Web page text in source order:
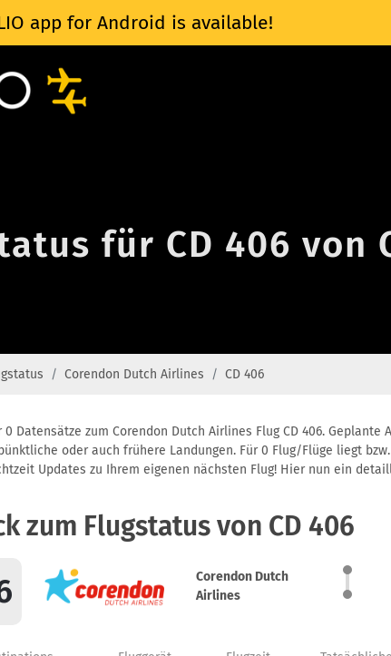
app for Android is available!
für CD 406 von
Corendon Dutch Airlines CD 406
Datensätze zum Corendon Dutch Airlines Flug CD 406.
oder auch frühere Landungen. Für 0 Flug/Flüge liegt
Updates zu Ihrem eigenen nächsten Flug! Hier nun ein
zum Flugstatus von CD 406
Corendon Dutch
Airlines